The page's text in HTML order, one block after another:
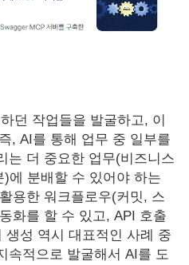
던 작업들을 발굴하고, 이
, AI를 통해 업무 중 일부를
는 더 중요한 업무(비즈니스
에 분배할 수 있어야 하는
용한 워크플로우(커밋, 스
화를 할 수 있고, API 호출
생성 역시 대표적인 사례 중
속적으로 발굴해서 AI를 도